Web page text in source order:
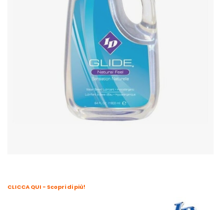
CLICCA QUI - Scopri di più!